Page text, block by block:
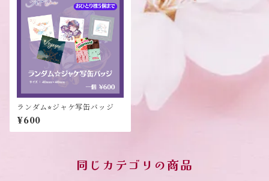
ランダム⭐︎ジャケ写缶バッジ
¥600
同じカテゴリの商品